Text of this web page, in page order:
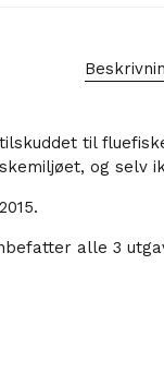
til
og
alle 3